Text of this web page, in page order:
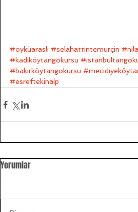
#öyküaraslı #selahattintemurçin
#kadıköytangokursu
#bakırköytangokursu
#esreftekinalp
Yorumlar